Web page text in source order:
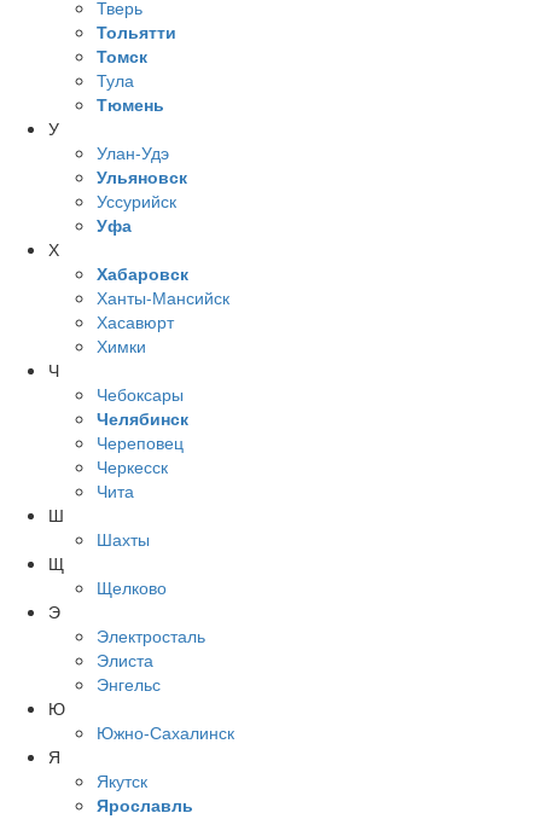
Тверь
Тольятти
Томск
Тула
Тюмень
У
Улан-Удэ
Ульяновск
Уссурийск
Уфа
Х
Хабаровск
Ханты-Мансийск
Хасавюрт
Химки
Ч
Чебоксары
Челябинск
Череповец
Черкесск
Чита
Ш
Шахты
Щ
Щелково
Э
Электросталь
Элиста
Энгельс
Ю
Южно-Сахалинск
Я
Якутск
Ярославль